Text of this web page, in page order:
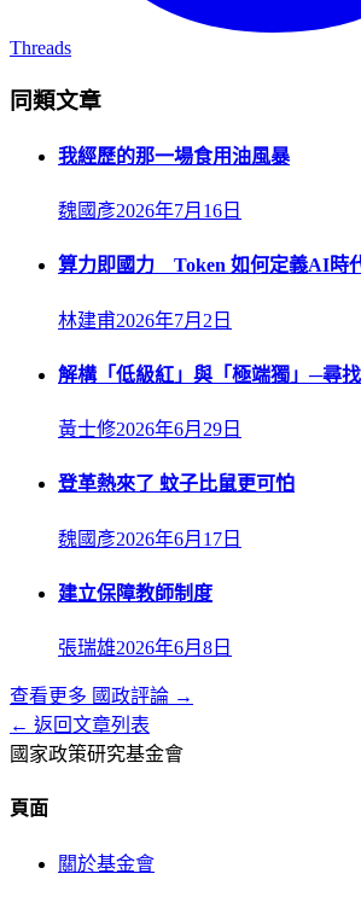
Threads
同類文章
我經歷的那一場食用油風暴
魏國彥2026年7月16日
算力即國力 Token 如何定義AI時
林建甫2026年7月2日
解構「低級紅」與「極端獨」─尋
黃士修2026年6月29日
登革熱來了 蚊子比鼠更可怕
魏國彥2026年6月17日
建立保障教師制度
張瑞雄2026年6月8日
查看更多 國政評論 →
← 返回文章列表
國家政策研究基金會
頁面
關於基金會